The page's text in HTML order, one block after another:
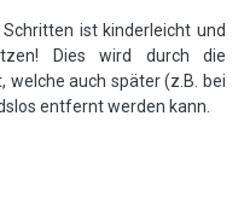
ist kinderleicht und
Dies wird durch die
welche auch später (z.B. bei
entfernt werden kann.